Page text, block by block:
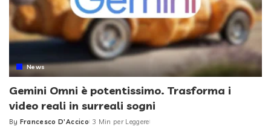
News
Gemini Omni è potentissimo. Trasforma i
video reali in surreali sogni
Posted
By Francesco D'Accico 3 Min per Leggere